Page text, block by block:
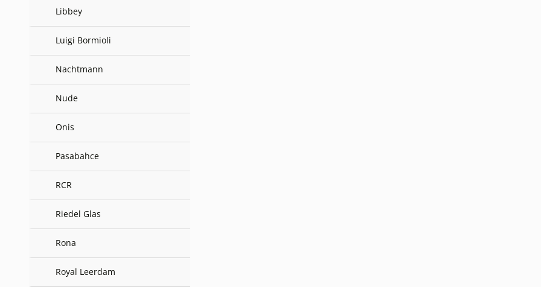
Libbey
Luigi Bormioli
Nachtmann
Nude
Onis
Pasabahce
RCR
Riedel Glas
Rona
Royal Leerdam